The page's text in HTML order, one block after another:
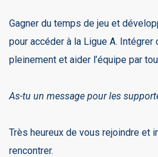
Gagner du temps de jeu et
pour accéder à la Ligue A.
pleinement et aider l’équipe par
As-tu un message pour les
Très heureux de vous rejoindre et
rencontrer.